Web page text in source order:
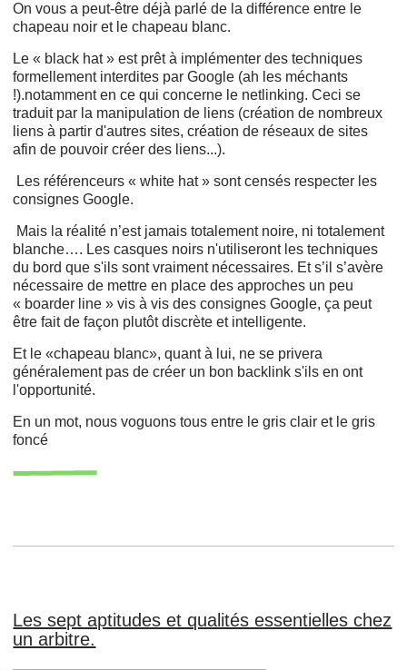
On vous a peut-être déjà parlé de la différence entre le
chapeau noir et le chapeau blanc.
Le « black hat » est prêt à implémenter des techniques
formellement interdites par Google (ah les méchants
!).notamment en ce qui concerne le netlinking. Ceci se
traduit par la manipulation de liens (création de nombreux
liens à partir d'autres sites, création de réseaux de sites
afin de pouvoir créer des liens...).
Les référenceurs « white hat » sont censés respecter les
consignes Google.
Mais la réalité n’est jamais totalement noire, ni totalement
blanche…. Les casques noirs n'utiliseront les techniques
du bord que s'ils sont vraiment nécessaires. Et s’il s’avère
nécessaire de mettre en place des approches un peu
« boarder line » vis à vis des consignes Google, ça peut
être fait de façon plutôt discrète et intelligente.
Et le «chapeau blanc», quant à lui, ne se privera
généralement pas de créer un bon backlink s'ils en ont
l'opportunité.
En un mot, nous voguons tous entre le gris clair et le gris
foncé
Les sept aptitudes et qualités essentielles chez
un arbitre.